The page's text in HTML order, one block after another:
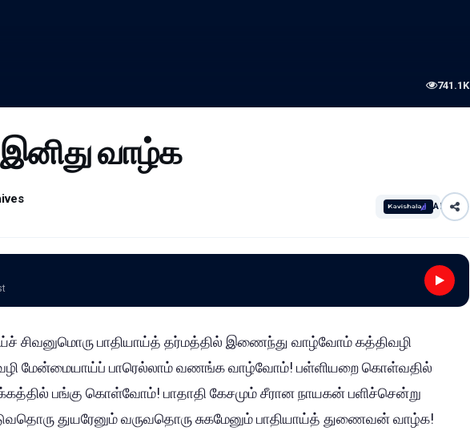
741.1K
வாழ்க
AI
சிவனுமொரு பாதியாய்த் தர்மத்தில் இணைந்து வாழ்வோம் கத்திவழி
மேன்மையாய்ப் பாரெல்லாம் வணங்க வாழ்வோம்! பள்ளியறை கொள்வதில்
பங்கு கொள்வோம்! பாதாதி கேசமும் சீரான நாயகன் பளிச்சென்று
துயரேனும் வருவதொரு சுகமேனும் பாதியாய்த் துணைவன் வாழ்க!